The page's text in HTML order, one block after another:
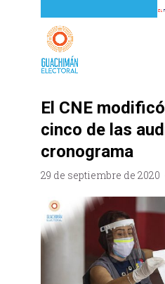
El CNE
cinco de las
cronograma
29 de septiembre de 2020